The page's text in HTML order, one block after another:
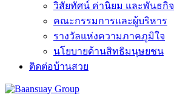
วิสัยทัศน์ ค่านิยม และพันธกิจ
คณะกรรมการและผู้บริหาร
รางวัลแห่งความภาคภูมิใจ
นโยบายด้านสิทธิมนุษยชน
ติดต่อบ้านสวย